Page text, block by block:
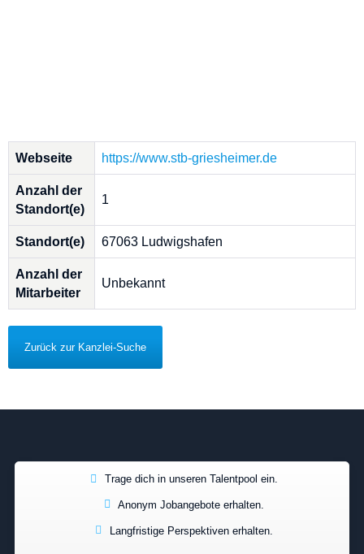
Webseite https://www.stb-griesheimer.de
Anzahl der
Standort(e)
1
Standort(e) 67063 Ludwigshafen
Anzahl der
Mitarbeiter
Unbekannt
Zurück zur Kanzlei-Suche
Trage dich in unseren Talentpool ein.
Anonym Jobangebote erhalten.
Langfristige Perspektiven erhalten.